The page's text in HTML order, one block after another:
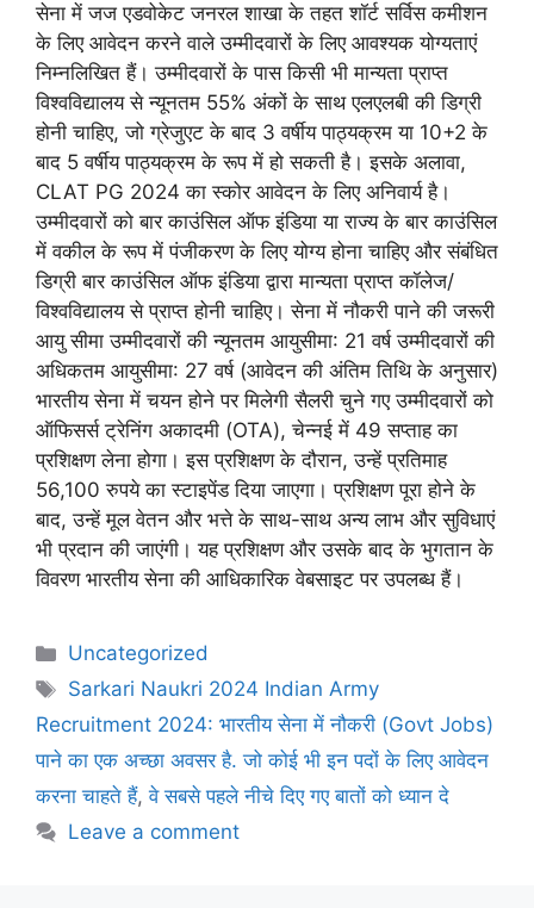
सेना में जज एडवोकेट जनरल शाखा के तहत शॉर्ट सर्विस कमीशन
के लिए आवेदन करने वाले उम्मीदवारों के लिए आवश्यक योग्यताएं
निम्नलिखित हैं। उम्मीदवारों के पास किसी भी मान्यता प्राप्त
विश्वविद्यालय से न्यूनतम 55% अंकों के साथ एलएलबी की डिग्री
होनी चाहिए, जो ग्रेजुएट के बाद 3 वर्षीय पाठ्यक्रम या 10+2 के
बाद 5 वर्षीय पाठ्यक्रम के रूप में हो सकती है। इसके अलावा,
CLAT PG 2024 का स्कोर आवेदन के लिए अनिवार्य है।
उम्मीदवारों को बार काउंसिल ऑफ इंडिया या राज्य के बार काउंसिल
में वकील के रूप में पंजीकरण के लिए योग्य होना चाहिए और संबंधित
डिग्री बार काउंसिल ऑफ इंडिया द्वारा मान्यता प्राप्त कॉलेज/
विश्वविद्यालय से प्राप्त होनी चाहिए। सेना में नौकरी पाने की जरूरी
आयु सीमा उम्मीदवारों की न्यूनतम आयुसीमा: 21 वर्ष उम्मीदवारों की
अधिकतम आयुसीमा: 27 वर्ष (आवेदन की अंतिम तिथि के अनुसार)
भारतीय सेना में चयन होने पर मिलेगी सैलरी चुने गए उम्मीदवारों को
ऑफिसर्स ट्रेनिंग अकादमी (OTA), चेन्नई में 49 सप्ताह का
प्रशिक्षण लेना होगा। इस प्रशिक्षण के दौरान, उन्हें प्रतिमाह
56,100 रुपये का स्टाइपेंड दिया जाएगा। प्रशिक्षण पूरा होने के
बाद, उन्हें मूल वेतन और भत्ते के साथ-साथ अन्य लाभ और सुविधाएं
भी प्रदान की जाएंगी। यह प्रशिक्षण और उसके बाद के भुगतान के
विवरण भारतीय सेना की आधिकारिक वेबसाइट पर उपलब्ध हैं।
Uncategorized
Sarkari Naukri 2024 Indian Army
Recruitment 2024: भारतीय सेना में नौकरी (Govt Jobs)
पाने का एक अच्छा अवसर है. जो कोई भी इन पदों के लिए आवेदन
करना चाहते हैं,वे सबसे पहले नीचे दिए गए बातों को ध्यान दे
Leave a comment